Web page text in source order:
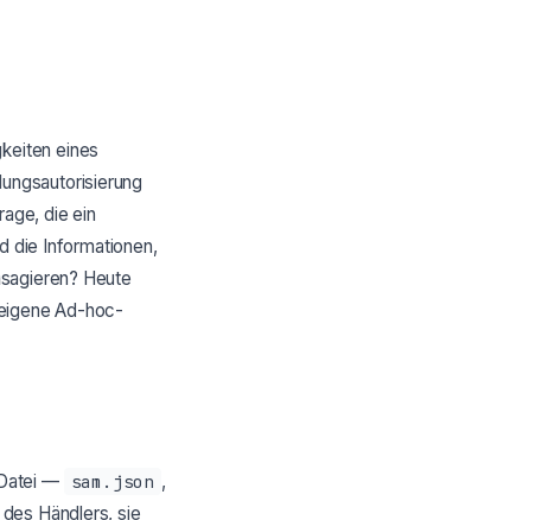
eines
die ein
die Informationen,
Heute
Ad-hoc-
— sam.json ,
Händlers, sie